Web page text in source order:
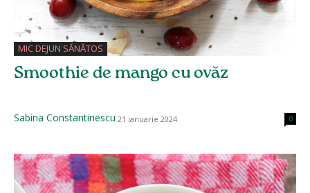
MIC DEJUN SĂNĂTOS
Smoothie de mango cu ovăz
Sabina Constantinescu 21 ianuarie 2024 0